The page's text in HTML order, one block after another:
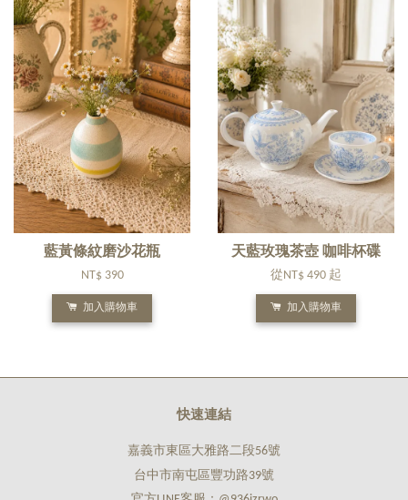
藍黃條紋磨沙花瓶
NT$ 390
加入購物車
天藍玫瑰茶壺 咖啡杯碟
從 NT$ 490 起
加入購物車
快速連結
嘉義市東區大雅路二段56號
台中市南屯區豐功路39號